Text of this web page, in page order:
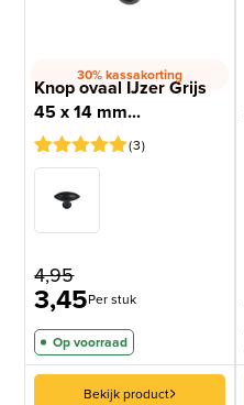
30% kassakorting
Knop ovaal IJzer Grijs
45 x 14 mm...
Gewaardeerd
gebaseerd
3
3
4,95
3,45Per stuk
Op voorraad
Bekijk product